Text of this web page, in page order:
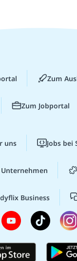
Zum
Zum Jobportal
uns Jobs bei
Business